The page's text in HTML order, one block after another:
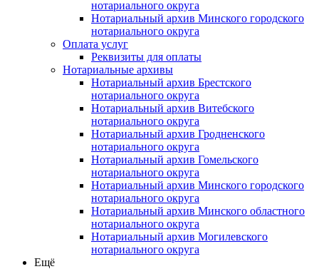
нотариального округа
Нотариальный архив Минского городского
нотариального округа
Оплата услуг
Реквизиты для оплаты
Нотариальные архивы
Нотариальный архив Брестского
нотариального округа
Нотариальный архив Витебского
нотариального округа
Нотариальный архив Гродненского
нотариального округа
Нотариальный архив Гомельского
нотариального округа
Нотариальный архив Минского городского
нотариального округа
Нотариальный архив Минского областного
нотариального округа
Нотариальный архив Могилевского
нотариального округа
Ещё